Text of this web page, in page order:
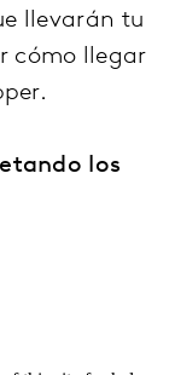
llevarán tu
cómo llegar
los